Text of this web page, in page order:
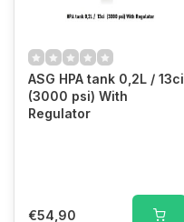
ASG HPA tank 0,2L / 13ci
(3000 psi) With
Regulator
€54,90